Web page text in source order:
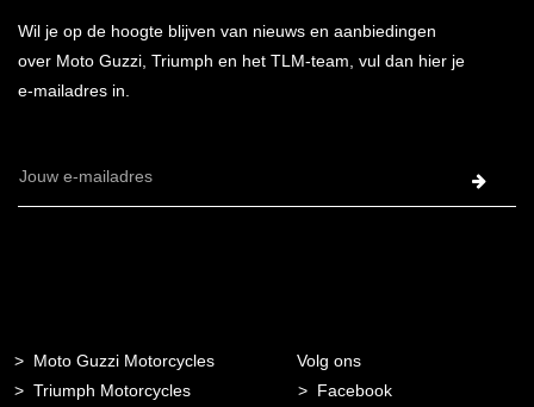
Wil je op de hoogte blijven van nieuws en aanbiedingen
over Moto Guzzi, Triumph en het TLM-team, vul dan hier je
e-mailadres in.
E-
Moto Guzzi Motorcycles
Triumph Motorcycles
Volg ons
Facebook